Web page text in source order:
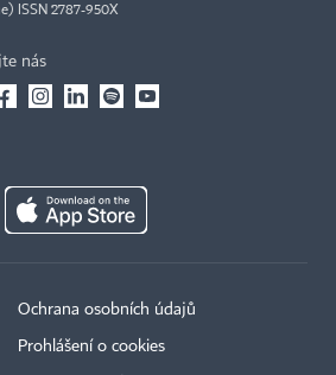
ISSN 2787-950X
nás
Ochrana osobních údajů
Prohlášení o cookies